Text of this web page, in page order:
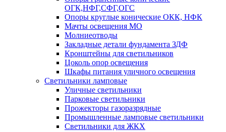
ОГК,НФГ,СФГ,ОГС
Опоры круглые конические ОКК, НФК
Мачты освещения МО
Молниеотводы
Закладные детали фундамента ЗДФ
Кронштейны для светильников
Цоколь опор освещения
Шкафы питания уличного освещения
Светильники ламповые
Уличные светильники
Парковые светильники
Прожекторы газоразрядные
Промышленные ламповые светильники
Светильники для ЖКХ